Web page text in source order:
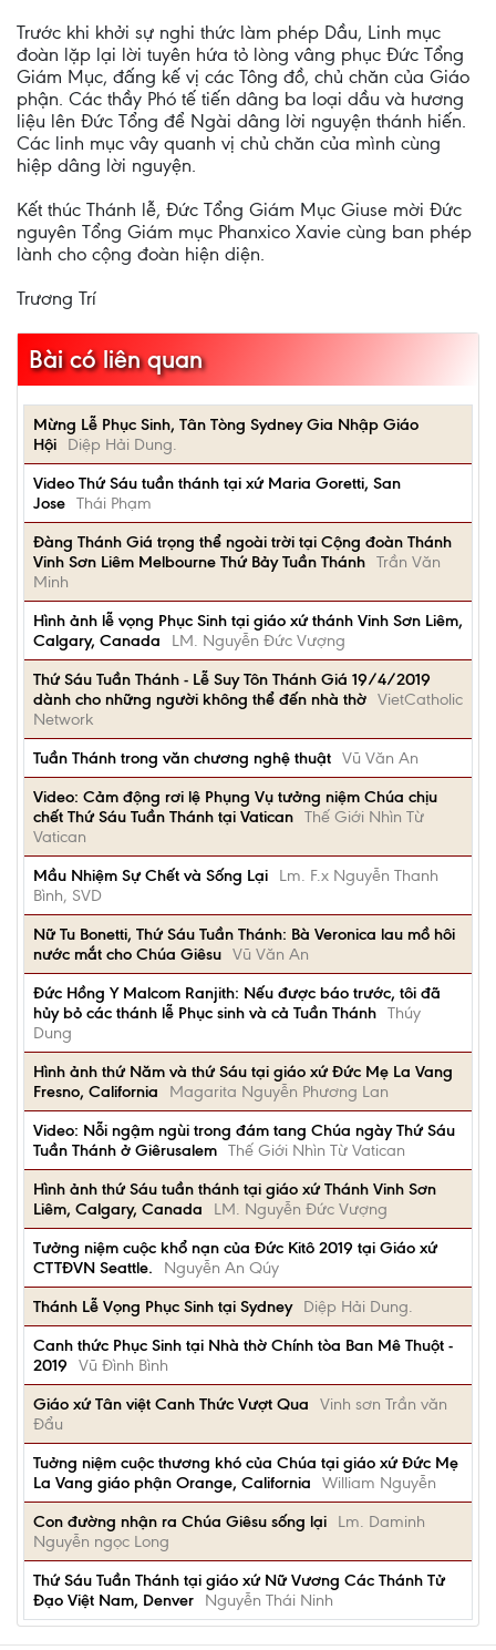
Trước khi khởi sự nghi thức làm phép Dầu, Linh mục
đoàn lặp lại lời tuyên hứa tỏ lòng vâng phục Đức Tổng
Giám Mục, đấng kế vị các Tông đồ, chủ chăn của Giáo
phận. Các thầy Phó tế tiến dâng ba loại dầu và hương
liệu lên Đức Tổng để Ngài dâng lời nguyện thánh hiến.
Các linh mục vây quanh vị chủ chăn của mình cùng
hiệp dâng lời nguyện.
Kết thúc Thánh lễ, Đức Tổng Giám Mục Giuse mời Đức
nguyên Tổng Giám mục Phanxico Xavie cùng ban phép
lành cho cộng đoàn hiện diện.
Trương Trí
Bài có liên quan
Mừng Lễ Phục Sinh, Tân Tòng Sydney Gia Nhập Giáo
Hội
Diệp Hải Dung.
Video Thứ Sáu tuần thánh tại xứ Maria Goretti, San
Jose Thái Phạm
Đàng Thánh Giá trọng thể ngoài trời tại Cộng đoàn Thánh
Vinh Sơn Liêm Melbourne Thứ Bảy Tuần Thánh Trần Văn
Minh
Hình ảnh lễ vọng Phục Sinh tại giáo xứ thánh Vinh Sơn Liêm,
Calgary, Canada
LM. Nguyễn Đức Vượng
Thứ Sáu Tuần Thánh - Lễ Suy Tôn Thánh Giá 19/4/2019
dành cho những người không thể đến nhà thờ VietCatholic
Network
Tuần Thánh trong văn chương nghệ thuật Vũ Văn An
Video: Cảm động rơi lệ Phụng Vụ tưởng niệm Chúa chịu
chết Thứ Sáu Tuần Thánh tại Vatican Thế Giới Nhìn Từ
Vatican
Mầu Nhiệm Sự Chết và Sống Lại
Lm. F.x Nguyễn Thanh
Bình, SVD
Nữ Tu Bonetti, Thứ Sáu Tuần Thánh: Bà Veronica lau mồ hôi
nước mắt cho Chúa Giêsu Vũ Văn An
Đức Hồng Y Malcom Ranjith: Nếu được báo trước, tôi đã
hủy bỏ các thánh lễ Phục sinh và cả Tuần Thánh Thúy
Dung
Hình ảnh thứ Năm và thứ Sáu tại giáo xứ Đức Mẹ La Vang
Fresno, California
Magarita Nguyễn Phương Lan
Video: Nỗi ngậm ngùi trong đám tang Chúa ngày Thứ Sáu
Tuần Thánh ở Giêrusalem Thế Giới Nhìn Từ Vatican
Hình ảnh thứ Sáu tuần thánh tại giáo xứ Thánh Vinh Sơn
Liêm, Calgary, Canada
LM. Nguyễn Đức Vượng
Tưởng niệm cuộc khổ nạn của Đức Kitô 2019 tại Giáo xứ
CTTĐVN Seattle.
Nguyễn An Qúy
Thánh Lễ Vọng Phục Sinh tại Sydney
Diệp Hải Dung.
Canh thức Phục Sinh tại Nhà thờ Chính tòa Ban Mê Thuột -
2019
Vũ Đình Bình
Giáo xứ Tân việt Canh Thức Vượt Qua
Vinh sơn Trần văn
Đẩu
Tuởng niệm cuộc thương khó của Chúa tại giáo xứ Đức Mẹ
La Vang giáo phận Orange, California
William Nguyễn
Con đường nhận ra Chúa Giêsu sống lại
Lm. Daminh
Nguyễn ngọc Long
Thứ Sáu Tuần Thánh tại giáo xứ Nữ Vương Các Thánh Tử
Đạo Việt Nam, Denver
Nguyễn Thái Ninh